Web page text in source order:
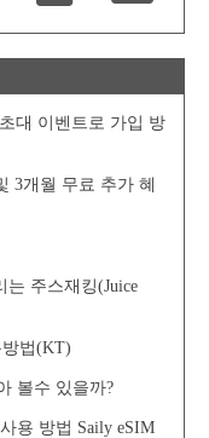
대 이벤트로 가입 방
3개월 무료 추가 혜
주스재킹(Juice
법(KT)
볼수 있을까?
용 방법 Saily eSIM